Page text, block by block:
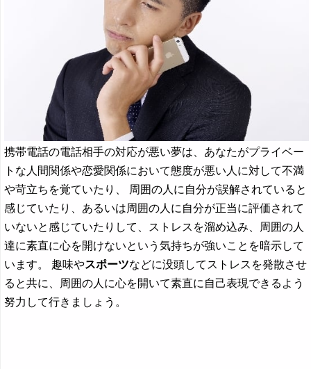
携帯電話の電話相手の対応が悪い夢は、あなたがプライベー
トな人間関係や恋愛関係において態度が悪い人に対して不満
や苛立ちを覚ていたり、 周囲の人に自分が誤解されていると
感じていたり、あるいは周囲の人に自分が正当に評価されて
いないと感じていたりして、ストレスを溜め込み、周囲の人
達に素直に心を開けないという気持ちが強いことを暗示して
います。 趣味やスポーツなどに没頭してストレスを発散させ
ると共に、周囲の人に心を開いて素直に自己表現できるよう
努力して行きましょう。